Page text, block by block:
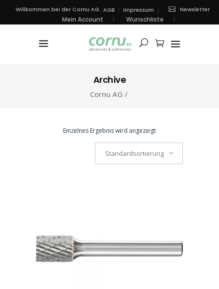
Willkommen bei der Cornu AG. AGB Impressum Newsletter
Mein Account Wunschliste
Archive
Cornu AG /
Einzelnes Ergebnis wird angezeigt
Standardsortierung